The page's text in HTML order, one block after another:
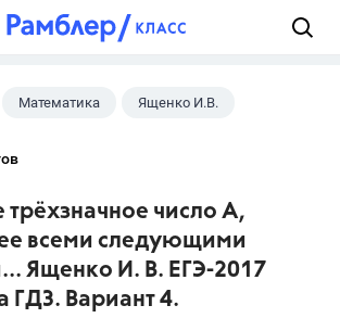
Математика Ященко И.В.
трёхзначное число А,
всеми следующими
Ященко И. В. ЕГЭ-2017
ГДЗ. Вариант 4.